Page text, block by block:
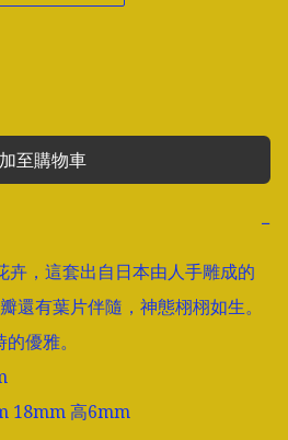
加至購物車
−
卉，這套出自日本由人手雕成的
還有葉片伴隨，神態栩栩如生。
優雅。
18mm 高6mm